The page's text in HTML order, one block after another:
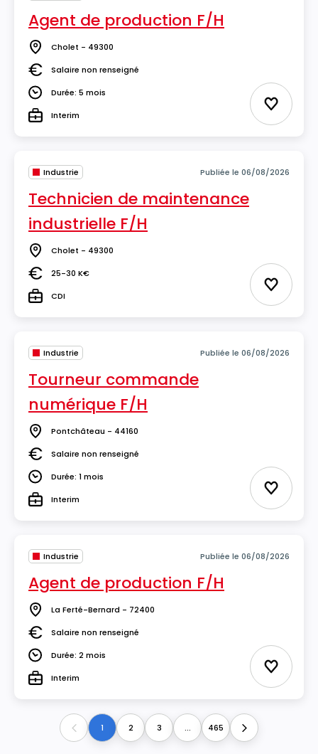
Agent de production F/H
Lieu Cholet - 49300
SalaireSalaire non renseigné
DuréeDurée: 5 mois
TypeInterim Ajouter
Industrie Publiée le 06/08/2026
Technicien de maintenance
industrielle F/H
Lieu Cholet - 49300
Salaire25-30 K€
TypeCDI Ajouter
Industrie Publiée le 06/08/2026
Tourneur commande
numérique F/H
Lieu Pontchâteau - 44160
SalaireSalaire non renseigné
DuréeDurée: 1 mois
TypeInterim Ajouter
Industrie Publiée le 06/08/2026
Agent de production F/H
Lieu La Ferté-Bernard - 72400
SalaireSalaire non renseigné
DuréeDurée: 2 mois
TypeInterim Ajouter
Previous1 2 3 ... 465 Next